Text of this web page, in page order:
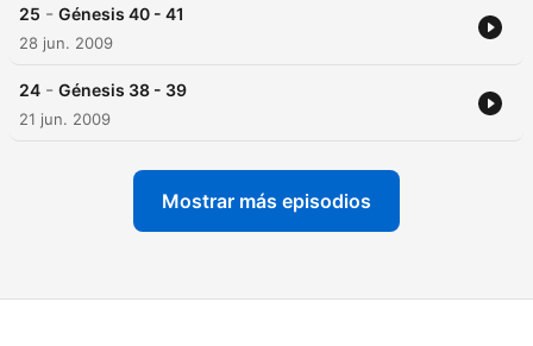
25 - Génesis 40 - 41
28 jun. 2009
24 - Génesis 38 - 39
21 jun. 2009
Mostrar más episodios